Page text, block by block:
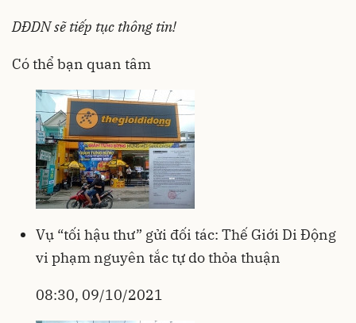
DĐDN sẽ tiếp tục thông tin!
Có thể bạn quan tâm
Vụ “tối hậu thư” gửi đối tác: Thế Giới Di Động
vi phạm nguyên tắc tự do thỏa thuận
08:30, 09/10/2021